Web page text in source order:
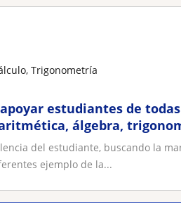
Trigonometría
estudiantes de
álgebra,
del estudiante, buscando la
ejemplo de la...